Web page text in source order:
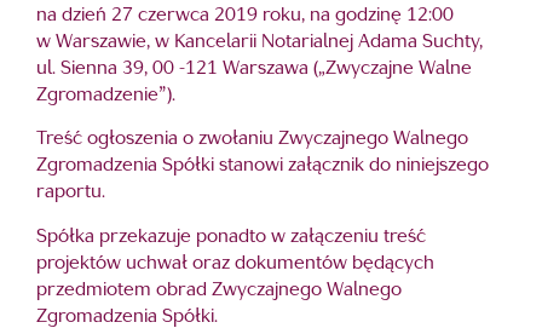
na dzień 27 czerwca 2019 roku, na godzinę 12:00
w Warszawie, w Kancelarii Notarialnej Adama Suchty,
ul. Sienna 39, 00 -121 Warszawa („Zwyczajne Walne
Zgromadzenie”).
Treść ogłoszenia o zwołaniu Zwyczajnego Walnego
Zgromadzenia Spółki stanowi załącznik do niniejszego
raportu.
Spółka przekazuje ponadto w załączeniu treść
projektów uchwał oraz dokumentów będących
przedmiotem obrad Zwyczajnego Walnego
Zgromadzenia Spółki.